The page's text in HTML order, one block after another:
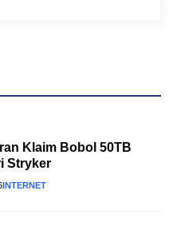
Klaim Bobol 50TB
Stryker
INTERNET